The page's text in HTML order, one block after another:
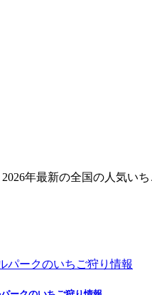
年最新の全国の人気い